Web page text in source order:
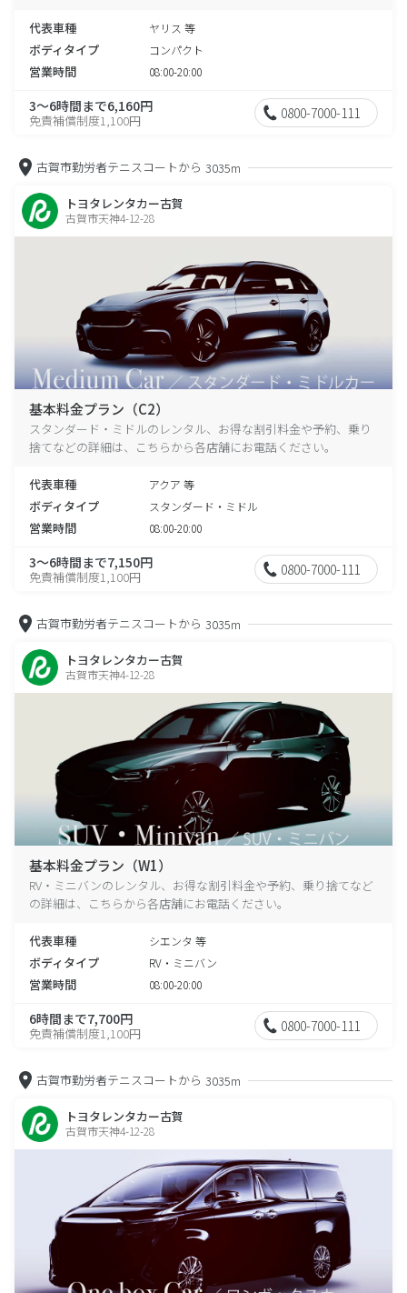
代表車種 ヤリス 等
ボディタイプ コンパクト
営業時間 08:00-20:00
3～6時間まで6,160円
免責補償制度1,100円 0800-7000-111
古賀市勤労者テニスコートから 3035m
トヨタレンタカー古賀
古賀市天神4-12-28
基本料金プラン（C2）
スタンダード・ミドルのレンタル、お得な割引料金や予約、乗り
捨てなどの詳細は、こちらから各店舗にお電話ください。
代表車種 アクア 等
ボディタイプ スタンダード・ミドル
営業時間 08:00-20:00
3～6時間まで7,150円
免責補償制度1,100円 0800-7000-111
古賀市勤労者テニスコートから 3035m
トヨタレンタカー古賀
古賀市天神4-12-28
基本料金プラン（W1）
RV・ミニバンのレンタル、お得な割引料金や予約、乗り捨てなど
の詳細は、こちらから各店舗にお電話ください。
代表車種 シエンタ 等
ボディタイプ RV・ミニバン
営業時間 08:00-20:00
6時間まで7,700円
免責補償制度1,100円 0800-7000-111
古賀市勤労者テニスコートから 3035m
トヨタレンタカー古賀
古賀市天神4-12-28